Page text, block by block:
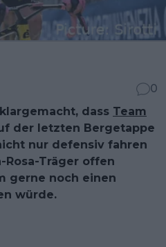
0
dass Team
der letzten Bergetappe
nur defensiv fahren
Träger offen
gerne noch einen
würde.